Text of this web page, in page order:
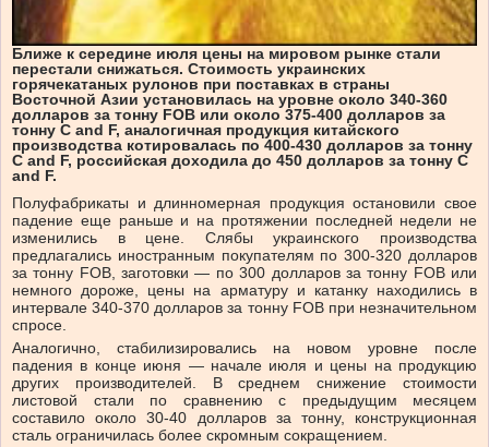
Ближе к середине июля цены на мировом рынке стали
перестали снижаться. Стоимость украинских
горячекатаных рулонов при поставках в страны
Восточной Азии установилась на уровне около 340-360
долларов за тонну FOB или около 375-400 долларов за
тонну C and F, аналогичная продукция китайского
производства котировалась по 400-430 долларов за тонну
C and F, российская доходила до 450 долларов за тонну C
and F.
Полуфабрикаты и длинномерная продукция остановили свое
падение еще раньше и на протяжении последней недели не
изменились в цене. Слябы украинского производства
предлагались иностранным покупателям по 300-320 долларов
за тонну FOB, заготовки — по 300 долларов за тонну FOB или
немного дороже, цены на арматуру и катанку находились в
интервале 340-370 долларов за тонну FOB при незначительном
спросе.
Аналогично, стабилизировались на новом уровне после
падения в конце июня — начале июля и цены на продукцию
других производителей. В среднем снижение стоимости
листовой стали по сравнению с предыдущим месяцем
составило около 30-40 долларов за тонну, конструкционная
сталь ограничилась более скромным сокращением.